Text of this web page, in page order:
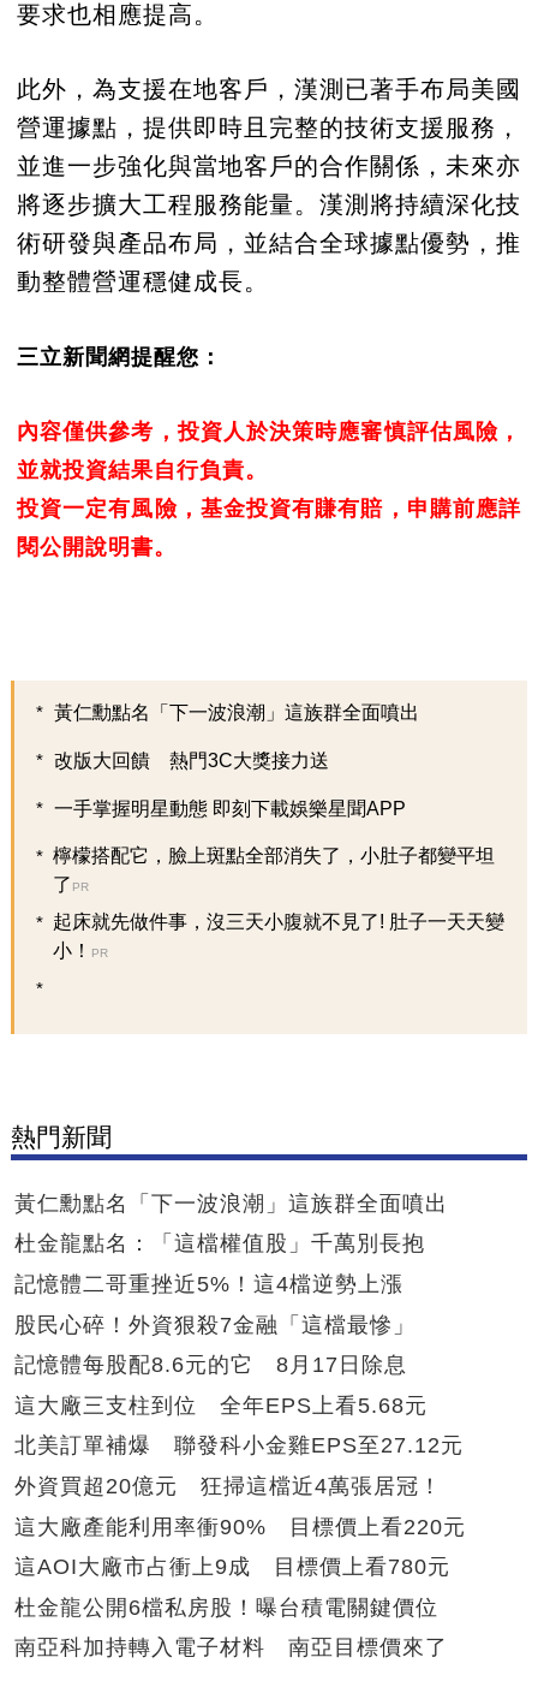
要求也相應提高。
此外，為支援在地客戶，漢測已著手布局美國
營運據點，提供即時且完整的技術支援服務，
並進一步強化與當地客戶的合作關係，未來亦
將逐步擴大工程服務能量。漢測將持續深化技
術研發與產品布局，並結合全球據點優勢，推
動整體營運穩健成長。
三立新聞網提醒您：
內容僅供參考，投資人於決策時應審慎評估風險，
並就投資結果自行負責。
投資一定有風險，基金投資有賺有賠，申購前應詳
閱公開說明書。
黃仁勳點名「下一波浪潮」這族群全面噴出
改版大回饋 熱門3C大獎接力送
一手掌握明星動態 即刻下載娛樂星聞APP
檸檬搭配它，臉上斑點全部消失了，小肚子都變平坦
了 PR
起床就先做件事，沒三天小腹就不見了! 肚子一天天變
小！
PR
熱門新聞
黃仁勳點名「下一波浪潮」這族群全面噴出
杜金龍點名：「這檔權值股」千萬別長抱
記憶體二哥重挫近5%！這4檔逆勢上漲
股民心碎！外資狠殺7金融「這檔最慘」
記憶體每股配8.6元的它 8月17日除息
這大廠三支柱到位 全年EPS上看5.68元
北美訂單補爆 聯發科小金雞EPS至27.12元
外資買超20億元 狂掃這檔近4萬張居冠！
這大廠產能利用率衝90% 目標價上看220元
這AOI大廠市占衝上9成 目標價上看780元
杜金龍公開6檔私房股！曝台積電關鍵價位
南亞科加持轉入電子材料 南亞目標價來了